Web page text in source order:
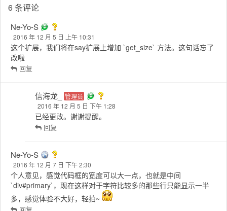
【下一篇】
相关推荐
*PHP7扩展开发之依赖其他扩展
*PHP7扩展开发之使用静态库
*PHP7扩展开发之对象方式使用lib库
*PHP7扩展开发之函数调用
6 条评论
Ne-Yo-S
改啦
回复
信海龙_ 管理员